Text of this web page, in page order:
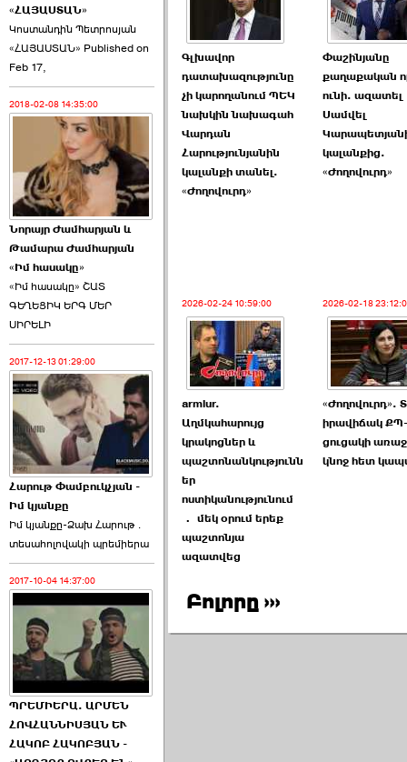
Այս ընդդիմությունը
կվերցնի ›››
2026-06-09 00:41:00
Որպես ընդդիմադիր
ընտրող՝ ›››
«ՀԱՅԱՍՏԱՆ»
Կոստանդին Պետրոսյան
«ՀԱՅԱՍՏԱՆ» Published on
Feb 17,
2018-02-08 14:35:00
Նորայր Ժամհարյան և
Թամարա Ժամհարյան
«Իմ հասակը»
«Իմ հասակը» ՇԱՏ
ԳԵՂԵՑԻԿ ԵՐԳ ՄԵՐ
ՍԻՐԵԼԻ
2017-12-13 01:29:00
Հարութ Փամբուկչյան -
Իմ կյանքը
Իմ կյանքը-Ձախ Հարnւթ․
տեuաhnլnվակի պրեմիերա
2017-10-04 14:37:00
ՊՐԵՄԻԵՐԱ. ԱՐՄԵՆ
ՀՈՎՀԱՆՆԻՍՅԱՆ ԵՒ
ՀԱԿՈԲ ՀԱԿՈԲՅԱՆ -
Գլխավոր
դատախազությունը
չի կարողանում ՊԵԿ
նախկին նախագահ
Վարդան
Հարությունյանին
կալանքի տանել.
«Ժողովուրդ»
Փաշինյանը
քաղաքական
ունի. ազատել
Սամվել
կալանքից.
«Ժողովուրդ»
2026-02-24 10:59:00
armlur.
Աղմկահարույց
կրակոցներ և
պաշտոնանկությունն
եր
ոստիկանությունում
․ մեկ օրում երեք
պաշտոնյա
ազատվեց
2026-02-18
«Ժողովուրդ».
իրավիճակ ՔՊ-
ցուցակի
կնոջ հետ
Բոլորը ›››